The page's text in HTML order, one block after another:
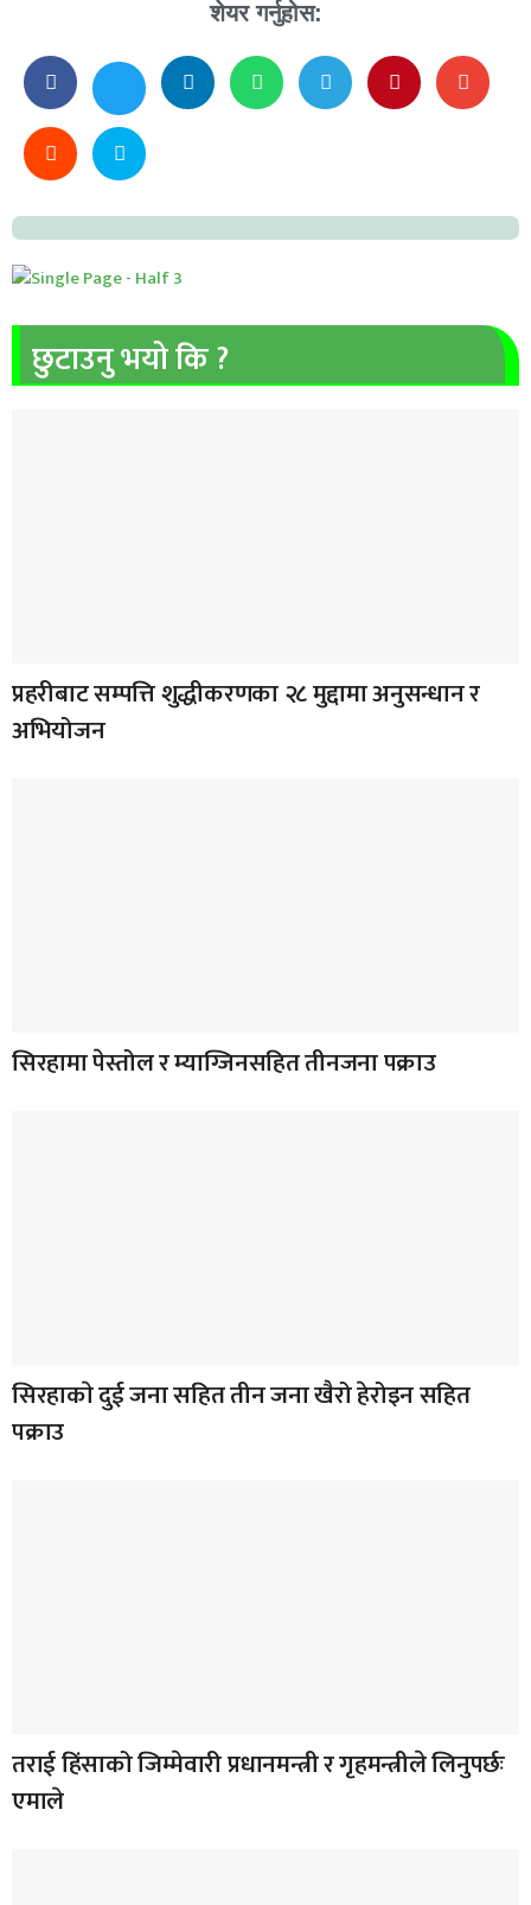
शेयर गर्नुहोस:
छुटाउनु भयो कि ?
प्रहरीबाट सम्पत्ति शुद्धीकरणका २८ मुद्दामा अनुसन्धान र
अभियोजन
सिरहामा पेस्तोल र म्याग्जिनसहित तीनजना पक्राउ
सिरहाकाे दुई जना सहित तीन जना खैरो हेरोइन सहित
पक्राउ
तराई हिंसाको जिम्मेवारी प्रधानमन्त्री र गृहमन्त्रीले लिनुपर्छः
एमाले